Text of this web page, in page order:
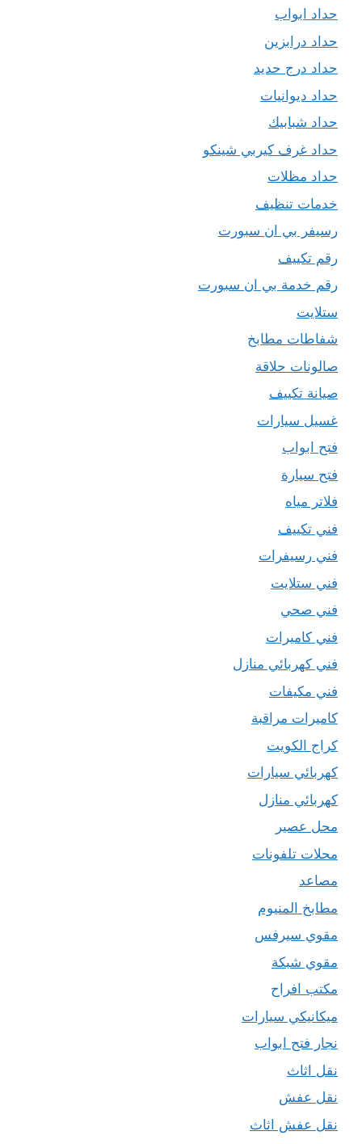
حداد ابواب
حداد درابزين
حداد درج حديد
حداد ديوانيات
حداد شبابيك
حداد غرف كيربي شينكو
حداد مظلات
خدمات تنظيف
رسيفر بي ان سبورت
رقم تكييف
رقم خدمة بي ان سبورت
ستلايت
شفاطات مطابخ
صالونات حلاقة
صيانة تكييف
غسيل سيارات
فتح ابواب
فتح سيارة
فلاتر مياه
فني تكييف
فني رسيفرات
فني ستلايت
فني صحي
فني كاميرات
فني كهربائي منازل
فني مكيفات
كاميرات مراقبة
كراج الكويت
كهربائي سيارات
كهربائي منازل
محل عصير
محلات تلفونات
مصاعد
مطابخ المنيوم
مقوي سيرفس
مقوي شبكة
مكتب افراح
ميكانيكي سيارات
نجار فتح ابواب
نقل اثاث
نقل عفش
نقل عفش اثاث